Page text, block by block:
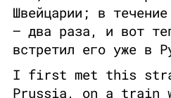
Швейцарии; в
— два раза, и вот
встретил его уже в
I first met this
Prussia, on a train